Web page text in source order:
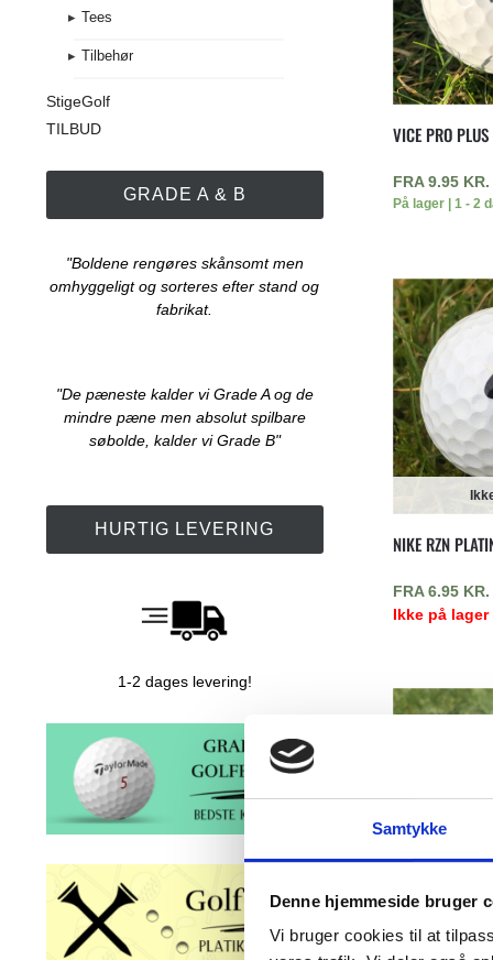
Samtykke
Denne hjemmeside bruger
Vi bruger cookies til at
VICE PRO PLUS
FRA 9.95 KR.
På lager | 1 - 2
NIKE RZN
FRA 6.95 KR.
Ikke på lager
WILSON STAFF
Tees
Tilbehør
StigeGolf
TILBUD
GRADE A & B
"Boldene rengøres skånsomt men
omhyggeligt og sorteres efter stand og
fabrikat.
"De pæneste kalder vi Grade A og de
mindre pæne men absolut spilbare
søbolde, kalder vi Grade B"
HURTIG LEVERING
1-2 dages levering!